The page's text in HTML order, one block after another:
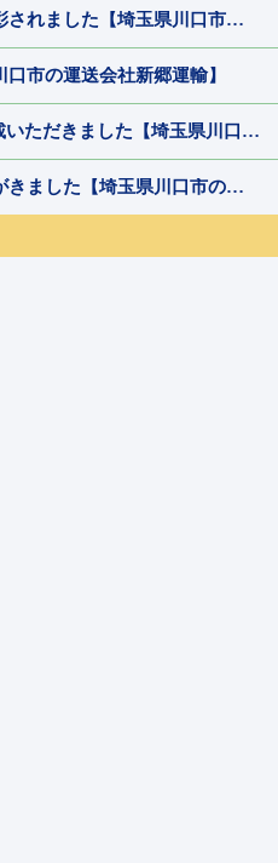
されました【埼玉県川口市の
市の運送会社新郷運輸】
ただきました【埼玉県川口市
きました【埼玉県川口市の運